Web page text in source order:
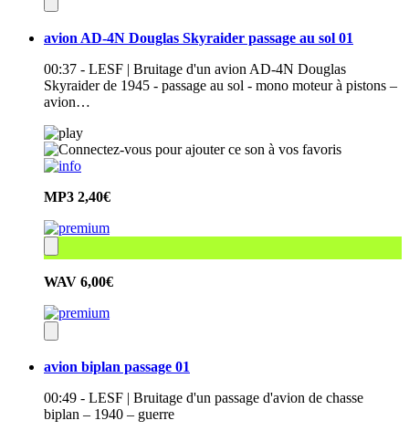
avion AD-4N Douglas Skyraider passage au sol 01
00:37 - LESF | Bruitage d'un avion AD-4N Douglas
Skyraider de 1945 - passage au sol - mono moteur à pistons –
avion…
MP3 2,40€
WAV 6,00€
avion biplan passage 01
00:49 - LESF | Bruitage d'un passage d'avion de chasse
biplan – 1940 – guerre